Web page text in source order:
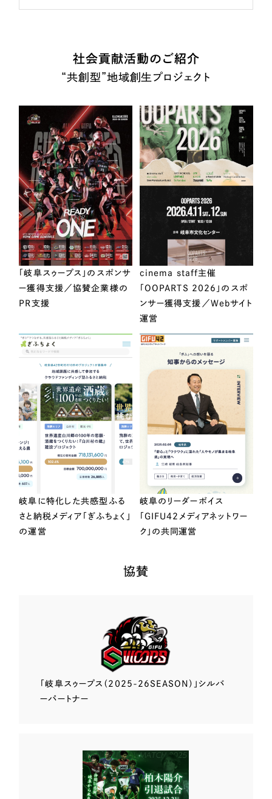
社会貢献活動のご紹介
“共創型”地域創生プロジェクト
「岐阜スゥープス」のスポンサ
ー獲得支援／協賛企業様の
PR支援
cinema staff主催
「OOPARTS 2026」のスポ
ンサー獲得支援／Webサイト
運営
岐阜に特化した共感型ふる
さと納税メディア「ぎふちょく」
の運営
岐阜のリーダーボイス
「GIFU42メディアネットワー
ク」の共同運営
協賛
「岐阜スゥープス （2025-26SEASON）」 シルバ
ーパートナー